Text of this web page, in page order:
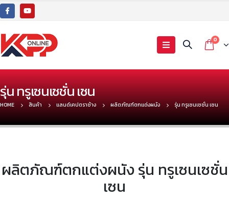
0
รุ่น ทรูเซนเซชั่น เซน
HOME สินค้า แลนด์เคปตราช้าง ผลิตภัณฑ์ตกแต่งผนัง รุ่น ทรูเซนเซชั่น เซน
ผลิตภัณฑ์ตกแต่งผนัง รุ่น ทรูเซนเซชั่น
เซน